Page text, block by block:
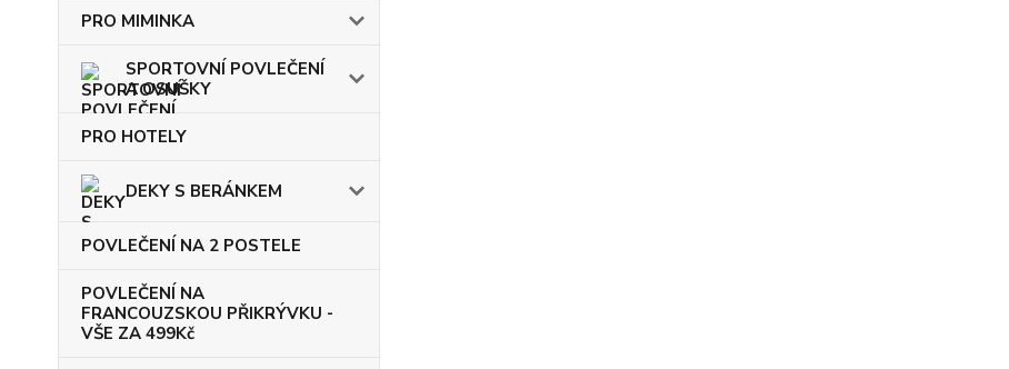
PRO MIMINKA
SPORTOVNÍ POVLEČENÍ
A OSUŠKY
PRO HOTELY
DEKY S BERÁNKEM
POVLEČENÍ NA 2 POSTELE
POVLEČENÍ NA
FRANCOUZSKOU PŘIKRÝVKU -
VŠE ZA 499Kč